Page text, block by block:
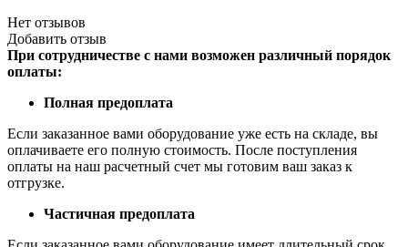
Нет отзывов
Добавить отзыв
При сотрудничестве с нами возможен различный порядок
оплаты:
Полная предоплата
Если заказанное вами оборудование уже есть на складе, вы
оплачиваете его полную стоимость. После поступления
оплаты на наш расчетный счет мы готовим ваш заказ к
отгрузке.
Частичная предоплата